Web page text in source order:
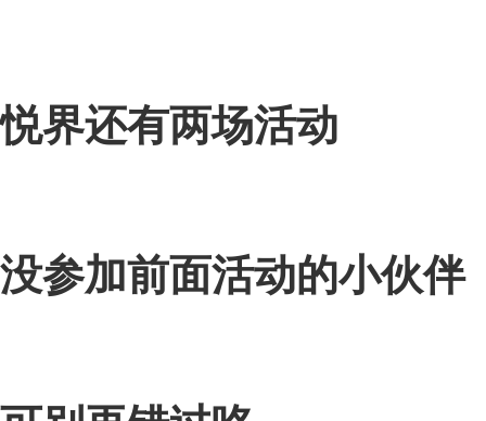
悦界还有两场活动
没参加前面活动的小伙伴